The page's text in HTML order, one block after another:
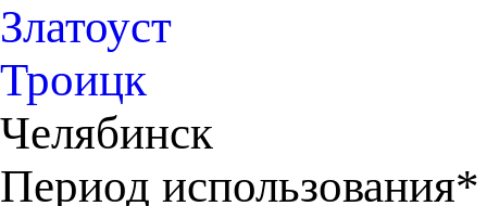
Златоуст
Троицк
Челябинск
Период использования*